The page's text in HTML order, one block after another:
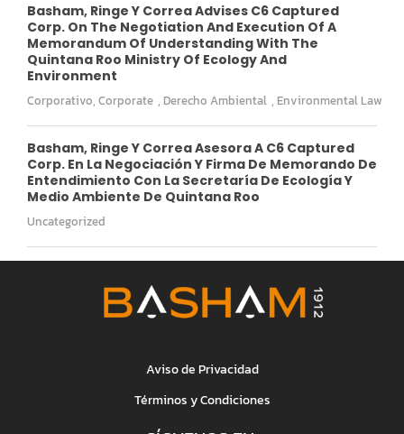
Basham, Ringe Y Correa Advises C6 Captured
Corp. On The Negotiation And Execution Of A
Memorandum Of Understanding With The
Quintana Roo Ministry Of Ecology And
Environment
Corporativo, Corporate , Derecho Ambiental , Environmental Law
Basham, Ringe Y Correa Asesora A C6 Captured
Corp. En La Negociación Y Firma De Memorando De
Entendimiento Con La Secretaría De Ecología Y
Medio Ambiente De Quintana Roo
Uncategorized
Aviso de Privacidad
Términos y Condiciones